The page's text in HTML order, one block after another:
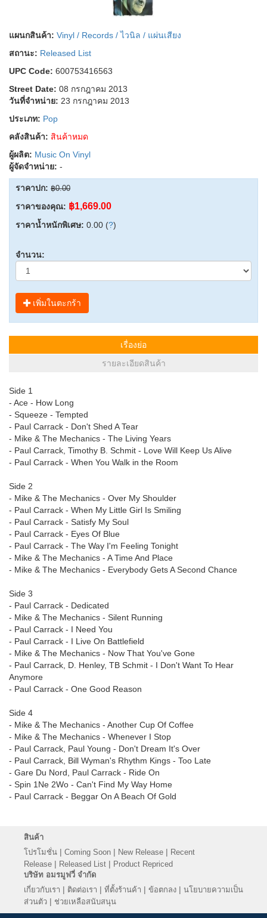
แผนกสินค้า: Vinyl / Records / ไวนิล / แผ่นเสียง
สถานะ: Released List
UPC Code: 600753416563
Street Date: 08 กรกฎาคม 2013
วันที่จำหน่าย: 23 กรกฎาคม 2013
ประเภท: Pop
คลังสินค้า: สินค้าหมด
ผู้ผลิต: Music On Vinyl
ผู้จัดจำหน่าย: -
ราคาปก: ฿0.00
ราคาของคุณ: ฿1,669.00
ราคาน้ำหนักพิเศษ: 0.00 (?)
จำนวน:
เพิ่มในตะกร้า
เรื่องย่อ
รายละเอียดสินค้า
Side 1
- Ace - How Long
- Squeeze - Tempted
- Paul Carrack - Don't Shed A Tear
- Mike & The Mechanics - The Living Years
- Paul Carrack, Timothy B. Schmit - Love Will Keep Us Alive
- Paul Carrack - When You Walk in the Room
Side 2
- Mike & The Mechanics - Over My Shoulder
- Paul Carrack - When My Little Girl Is Smiling
- Paul Carrack - Satisfy My Soul
- Paul Carrack - Eyes Of Blue
- Paul Carrack - The Way I'm Feeling Tonight
- Mike & The Mechanics - A Time And Place
- Mike & The Mechanics - Everybody Gets A Second Chance
Side 3
- Paul Carrack - Dedicated
- Mike & The Mechanics - Silent Running
- Paul Carrack - I Need You
- Paul Carrack - I Live On Battlefield
- Mike & The Mechanics - Now That You've Gone
- Paul Carrack, D. Henley, TB Schmit - I Don't Want To Hear
Anymore
- Paul Carrack - One Good Reason
Side 4
- Mike & The Mechanics - Another Cup Of Coffee
- Mike & The Mechanics - Whenever I Stop
- Paul Carrack, Paul Young - Don't Dream It's Over
- Paul Carrack, Bill Wyman's Rhythm Kings - Too Late
- Gare Du Nord, Paul Carrack - Ride On
- Spin 1Ne 2Wo - Can't Find My Way Home
- Paul Carrack - Beggar On A Beach Of Gold
สินค้า
โปรโมชั่น | Coming Soon | New Release | Recent
Release | Released List | Product Repriced
บริษัท อมรมูฟวี่ จำกัด
เกี่ยวกับเรา | ติดต่อเรา | ที่ตั้งร้านค้า | ข้อตกลง | นโยบายความเป็น
ส่วนตัว | ช่วยเหลือสนับสนุน